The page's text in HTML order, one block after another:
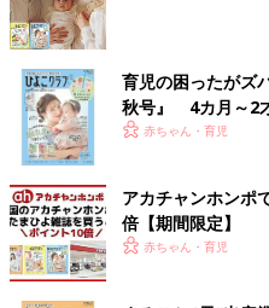
育児の困ったがズ
秋号』 4カ月～2
いっぱい！
赤ちゃん・育児
アカチャンホンポ
倍【期間限定】
赤ちゃん・育児